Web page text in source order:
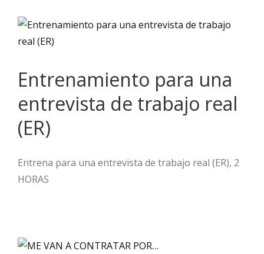
Entrenamiento para una
entrevista de trabajo real
(ER)
Entrena para una entrevista de trabajo real (ER), 2
HORAS